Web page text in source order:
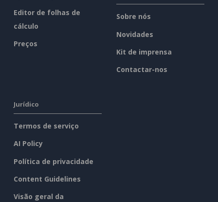
Editor de folhas de
cálculo
Preços
Sobre nós
Novidades
Kit de imprensa
Contactar-nos
Jurídico
Termos de serviço
AI Policy
Política de privacidade
Content Guidelines
Visão geral da